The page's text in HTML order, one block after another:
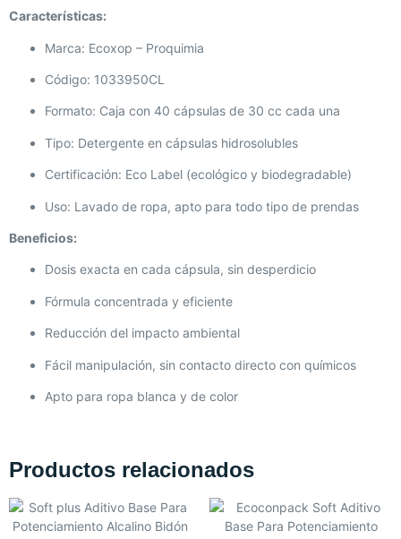
Características:
Marca: Ecoxop – Proquimia
Código: 1033950CL
Formato: Caja con 40 cápsulas de 30 cc cada una
Tipo: Detergente en cápsulas hidrosolubles
Certificación: Eco Label (ecológico y biodegradable)
Uso: Lavado de ropa, apto para todo tipo de prendas
Beneficios:
Dosis exacta en cada cápsula, sin desperdicio
Fórmula concentrada y eficiente
Reducción del impacto ambiental
Fácil manipulación, sin contacto directo con químicos
Apto para ropa blanca y de color
Productos relacionados